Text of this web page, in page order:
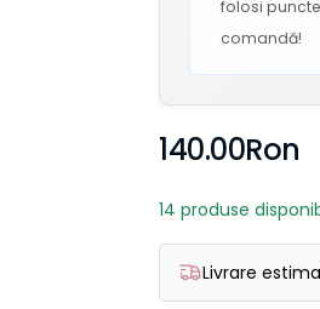
folosi
comandă!
140.00Ron
14 produse
Livrare